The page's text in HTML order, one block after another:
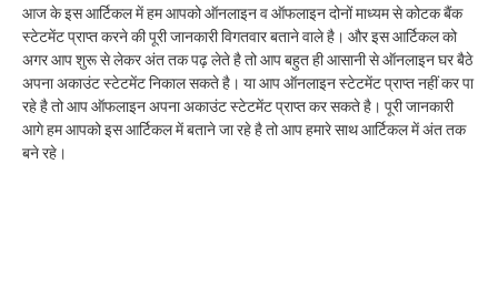
आज के इस आर्टिकल में हम आपको ऑनलाइन व ऑफलाइन दोनों माध्यम से कोटक बैंक
स्टेटमेंट प्राप्त करने की पूरी जानकारी विगतवार बताने वाले है। और इस आर्टिकल को
अगर आप शुरू से लेकर अंत तक पढ़ लेते है तो आप बहुत ही आसानी से ऑनलाइन घर बैठे
अपना अकाउंट स्टेटमेंट निकाल सकते है। या आप ऑनलाइन स्टेटमेंट प्राप्त नहीं कर पा
रहे है तो आप ऑफलाइन अपना अकाउंट स्टेटमेंट प्राप्त कर सकते है। पूरी जानकारी
आगे हम आपको इस आर्टिकल में बताने जा रहे है तो आप हमारे साथ आर्टिकल में अंत तक
बने रहे।